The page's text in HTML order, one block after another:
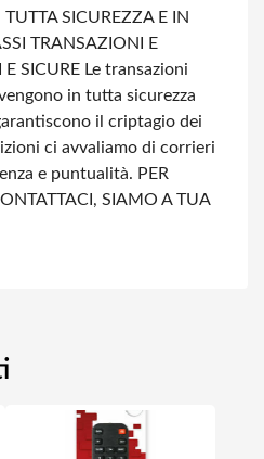
SICUREZZA E IN
TRANSAZIONI E
SICURE Le transazioni
in tutta sicurezza
il criptagio dei
ci avvaliamo di corrieri
e puntualità. PER
SIAMO A TUA